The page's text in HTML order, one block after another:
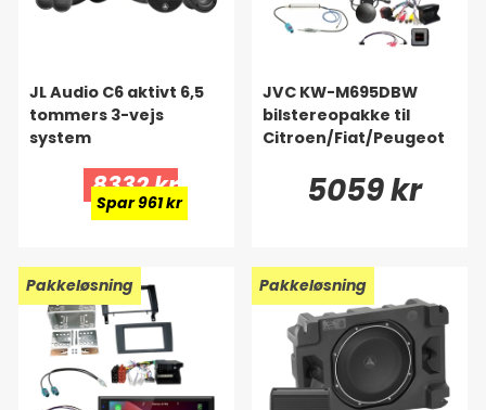
JL Audio C6 aktivt 6,5
tommers 3-vejs
system
8332 kr
Spar 961 kr
JVC KW-M695DBW
bilstereopakke til
Citroen/Fiat/Peugeot
5059 kr
Pakkeløsning Pakkeløsning